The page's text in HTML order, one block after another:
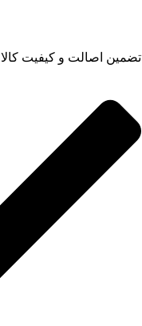
تضمین اصالت و کیفیت کالا